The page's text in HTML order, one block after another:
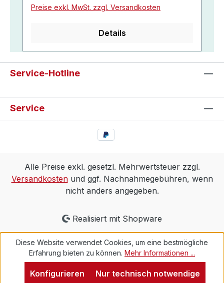
Preise exkl. MwSt. zzgl. Versandkosten
Details
Service-Hotline
Service
Alle Preise exkl. gesetzl. Mehrwertsteuer zzgl.
Versandkostenund ggf. Nachnahmegebühren, wenn
nicht anders angegeben.
Realisiert mit Shopware
Diese Website verwendet Cookies, um eine bestmögliche
Erfahrung bieten zu können. Mehr Informationen ...
Nur technisch notwendige
Konfigurieren